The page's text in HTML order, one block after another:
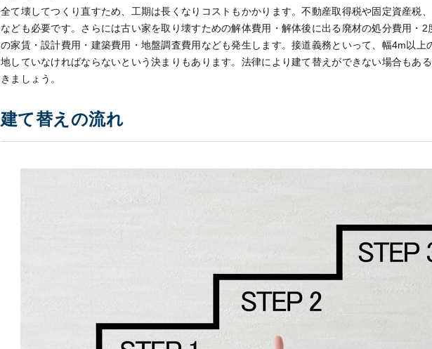
全て壊してつくり直すため、工期は長くなりコストもかかります。不動産取得税や固定資産税
なども必要です。さらには古い家を取り壊すための解体費用・解体後に出る廃材の処分費用・
の家賃・設計費用・建築費用・地盤調査費用なども発生します。接道義務といって、幅4m以上
地していなければならないという決まりもあります。法律により建て替えができない場合もあ
きましょう。
建て替えの流れ